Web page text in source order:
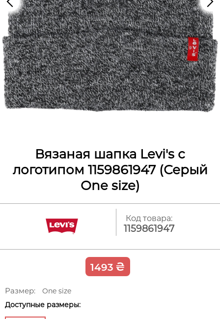
Вязаная шапка Levi's с
логотипом 1159861947 (Серый
One size)
Код товара:
1159861947
1493 ₴
Размер:
One size
Доступные размеры: